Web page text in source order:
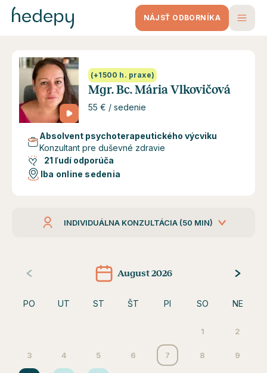
NÁJSŤ ODBORNÍKA
(+1500 h. praxe)
Mgr. Bc. Mária Vlkovičová
55 € / sedenie
Absolvent psychoterapeutického výcviku
Konzultant pre duševné zdravie
21 ľudí odporúča
Iba online sedenia
INDIVIDUÁLNA KONZULTÁCIA (50 MIN)
August 2026
PO UT ST ŠT PI SO NE
1 2
3 4 5 6 7 8 9